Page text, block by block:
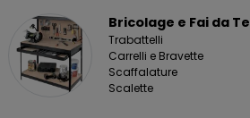
Bricolage e Fai da Te
Trabattelli
Carrelli e Bravette
Scaffalature
Scalette